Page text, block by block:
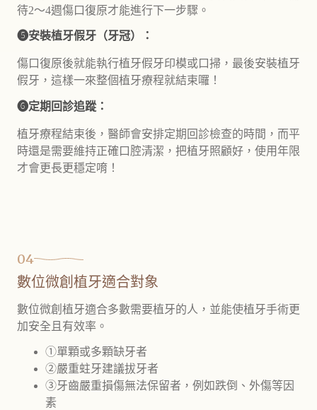
待2～4週傷口復原才能進行下一步驟。
❺安裝植牙假牙（牙冠）：
傷口復原後就能執行植牙假牙印模或口掃，最後安裝植牙
假牙，這樣一來整個植牙療程就結束囉！
❻定期回診追蹤：
植牙療程結束後，醫師會安排定期回診檢查的時間，而平
時還是需要維持正確口腔清潔，把植牙照顧好，使用年限
才會更長更穩定唷！
04
數位微創植牙適合對象
數位微創植牙適合多數需要植牙的人，並能使植牙手術更
加安全且有效率。
①單顆或多顆缺牙者
②嚴重蛀牙建議拔牙者
③牙齒嚴重損傷無法保留者，例如跌倒、外傷等因
素